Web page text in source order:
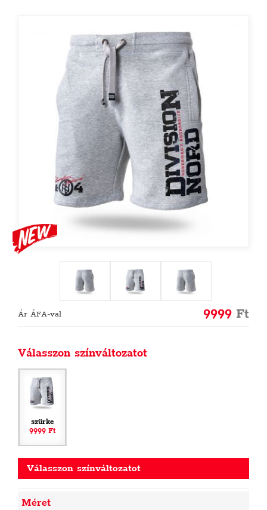
Ár ÁFA-val 9999 Ft
Válasszon színváltozatot
szürke
9999 Ft
Válasszon színváltozatot
Méret